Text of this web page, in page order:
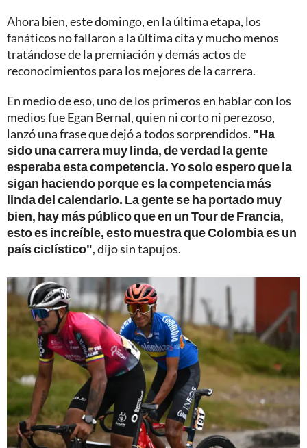
Ahora bien, este domingo, en la última etapa, los
fanáticos no fallaron a la última cita y mucho menos
tratándose de la premiación y demás actos de
reconocimientos para los mejores de la carrera.
En medio de eso, uno de los primeros en hablar con los
medios fue Egan Bernal, quien ni corto ni perezoso,
lanzó una frase que dejó a todos sorprendidos. "Ha
sido una carrera muy linda, de verdad la gente
esperaba esta competencia. Yo solo espero que la
sigan haciendo porque es la competencia más
linda del calendario. La gente se ha portado muy
bien, hay más público que en un Tour de Francia,
esto es increíble, esto muestra que Colombia es un
país ciclístico", dijo sin tapujos.